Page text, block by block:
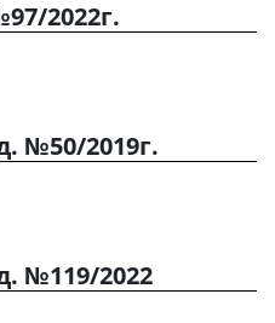
2022г.
№50/2019г.
№119/2022